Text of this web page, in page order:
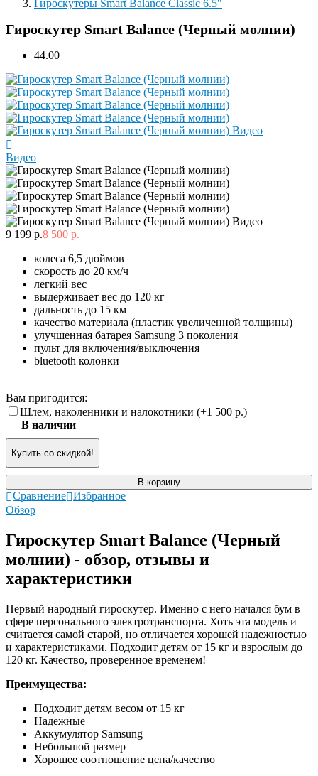
Гироскутеры Smart Balance Classic 6.5"
Гироскутер Smart Balance (Черный молнии)
44.00
Видео
9 199 р.8 500 р.
колеса 6,5 дюймов
скорость до 20 км/ч
легкий вес
выдерживает вес до 120 кг
дальность до 15 км
качество материала (пластик увеличенной толщины)
улучшенная батарея Samsung 3 поколения
пульт для включения/выключения
bluetooth колонки
Вам пригодится:
Шлем, наколенники и налокотники (+1 500 р.)
В наличии
Купить со скидкой!
В корзину
Сравнение Избранное
Обзор
Гироскутер Smart Balance (Черный
молнии) - обзор, отзывы и
характеристики
Первый народный гироскутер. Именно с него начался бум в
сфере персонального электротранспорта. Хоть эта модель и
считается самой старой, но отличается хорошей надежностью
и характеристиками. Подходит детям от 15 кг и взрослым до
120 кг. Качество, проверенное временем!
Преимущества:
Подходит детям весом от 15 кг
Надежные
Аккумулятор Samsung
Небольшой размер
Хорошее соотношение цена/качество